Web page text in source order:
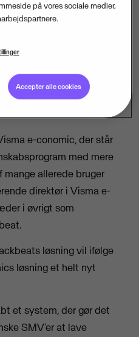
Rackbeat, der har
overblik og
sine forsyningskæder,
konkurrenceevne.
e-conomic, der står
med mere
mange allerede bruger
direktør i Visma e-
i øvrigt som
løsning vil ifølge
løsning et helt nyt
et system, der gør det
SMV’er at lave
på vores sociale medier,
Accepter alle cookies